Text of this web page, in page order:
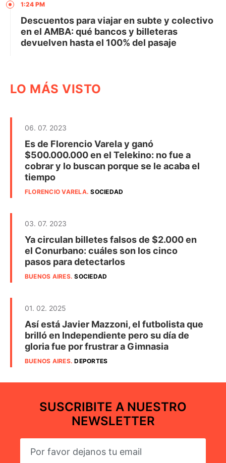
1:24 PM
Descuentos para viajar en subte y colectivo
en el AMBA: qué bancos y billeteras
devuelven hasta el 100% del pasaje
LO MÁS VISTO
06. 07. 2023
Es de Florencio Varela y ganó
$500.000.000 en el Telekino: no fue a
cobrar y lo buscan porque se le acaba el
tiempo
FLORENCIO VARELA.SOCIEDAD
03. 07. 2023
Ya circulan billetes falsos de $2.000 en
el Conurbano: cuáles son los cinco
pasos para detectarlos
BUENOS AIRES.SOCIEDAD
01. 02. 2025
Así está Javier Mazzoni, el futbolista que
brilló en Independiente pero su día de
gloria fue por frustrar a Gimnasia
BUENOS AIRES.DEPORTES
SUSCRIBITE A NUESTRO
NEWSLETTER